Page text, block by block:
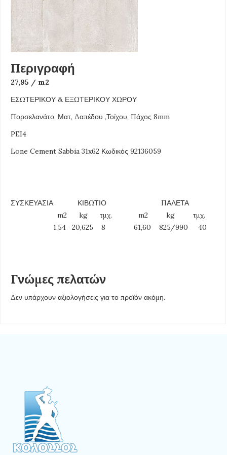
Περιγραφή
27,95 / m2
ΕΣΩΤΕΡΙΚΟΥ & ΕΞΩΤΕΡΙΚΟΥ ΧΩΡΟΥ
Πορσελανάτο, Ματ, Δαπέδου ,Τοίχου, Πάχος 8mm
PEI4
Lone Cement Sabbia 31x62 Κωδικός 92136059
ΣΥΣΚΕΥΑΣΙΑ ΚΙΒΩΤΙΟ ΠΑΛΕΤΑ
m2 kg τμχ. m2 kg τμχ.
1,54 20,625 8 61,60 825/990 40
Γνώμες πελατών
Δεν υπάρχουν αξιολογήσεις για το προϊόν ακόμη.